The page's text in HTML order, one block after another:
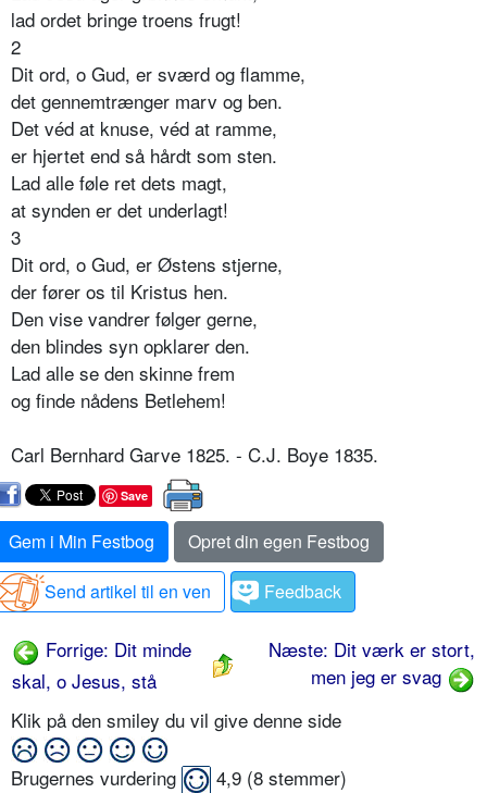
lad ordet bringe troens frugt!
2
Dit ord, o Gud, er sværd og flamme,
det gennemtrænger marv og ben.
Det véd at knuse, véd at ramme,
er hjertet end så hårdt som sten.
Lad alle føle ret dets magt,
at synden er det underlagt!
3
Dit ord, o Gud, er Østens stjerne,
der fører os til Kristus hen.
Den vise vandrer følger gerne,
den blindes syn opklarer den.
Lad alle se den skinne frem
og finde nådens Betlehem!
Carl Bernhard Garve 1825. - C.J. Boye 1835.
Save
Gem i Min Festbog
Opret din egen Festbog
Send artikel til en ven
Feedback
Forrige: Dit minde
skal, o Jesus, stå
Næste: Dit værk er stort,
men jeg er svag
Klik på den smiley du vil give denne side
Brugernes vurdering 4,9 (8 stemmer)